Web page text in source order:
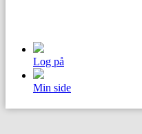
Log på
Min side